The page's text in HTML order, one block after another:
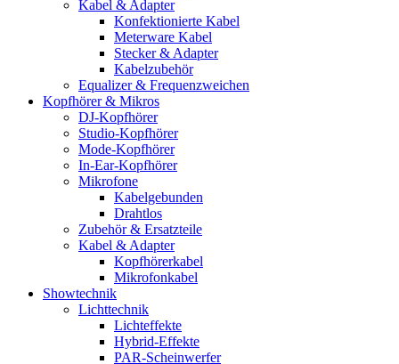
Kabel & Adapter
Konfektionierte Kabel
Meterware Kabel
Stecker & Adapter
Kabelzubehör
Equalizer & Frequenzweichen
Kopfhörer & Mikros
DJ-Kopfhörer
Studio-Kopfhörer
Mode-Kopfhörer
In-Ear-Kopfhörer
Mikrofone
Kabelgebunden
Drahtlos
Zubehör & Ersatzteile
Kabel & Adapter
Kopfhörerkabel
Mikrofonkabel
Showtechnik
Lichttechnik
Lichteffekte
Hybrid-Effekte
PAR-Scheinwerfer